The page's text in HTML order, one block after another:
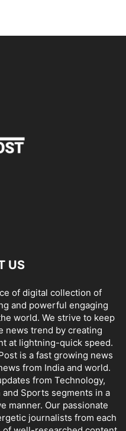
US
of digital collection of
and powerful engaging
world. We strive to keep
news trend by creating
at lightning-quick speed.
is a fast growing news
from India and world.
from Technology,
Sports segments in a
manner. Our passionate
journalists from each